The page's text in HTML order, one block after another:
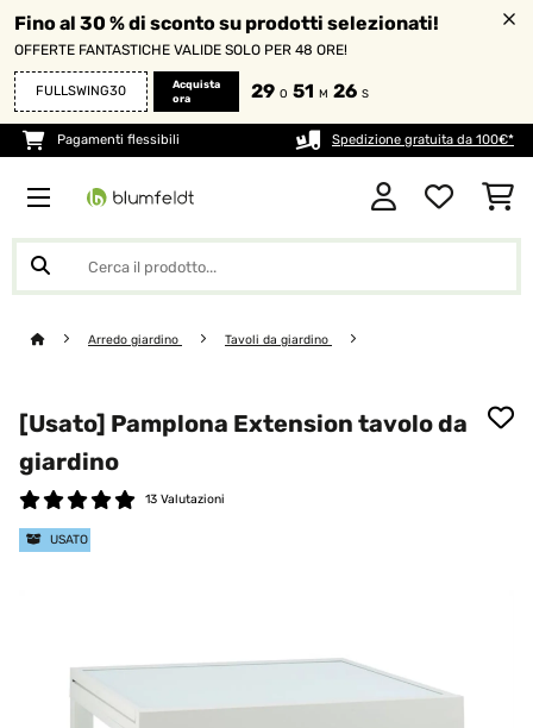
Fino al 30 % di sconto su prodotti selezionati!
OFFERTE FANTASTICHE VALIDE SOLO PER 48 ORE!
FULLSWING30
Acquista
ora
29 O 51 M 26 S
Pagamenti flessibili Spedizione gratuita da 100€*
Arredo giardino Tavoli da giardino
[Usato] Pamplona Extension tavolo da
giardino
13 Valutazioni
USATO